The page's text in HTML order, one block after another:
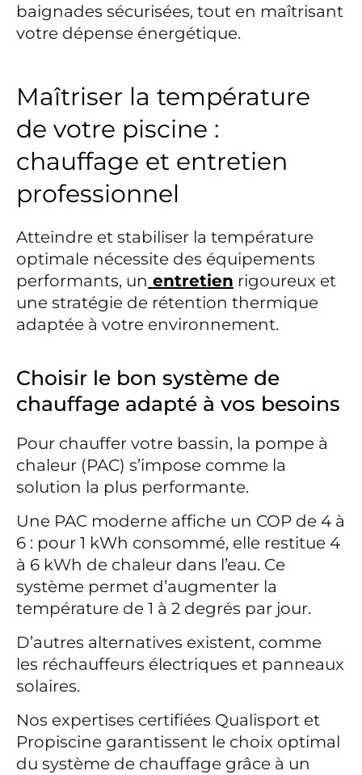
baignades sécurisées, tout en maîtrisant
votre dépense énergétique.
Maîtriser la température
de votre piscine :
chauffage et entretien
professionnel
Atteindre et stabiliser la température
optimale nécessite des équipements
performants, un entretien rigoureux et
une stratégie de rétention thermique
adaptée à votre environnement.
Choisir le bon système de
chauffage adapté à vos besoins
Pour chauffer votre bassin, la pompe à
chaleur (PAC) s’impose comme la
solution la plus performante.
Une PAC moderne affiche un COP de 4 à
6 : pour 1 kWh consommé, elle restitue 4
à 6 kWh de chaleur dans l’eau. Ce
système permet d’augmenter la
température de 1 à 2 degrés par jour.
D’autres alternatives existent, comme
les réchauffeurs électriques et panneaux
solaires.
Nos expertises certifiées Qualisport et
Propiscine garantissent le choix optimal
du système de chauffage grâce à un